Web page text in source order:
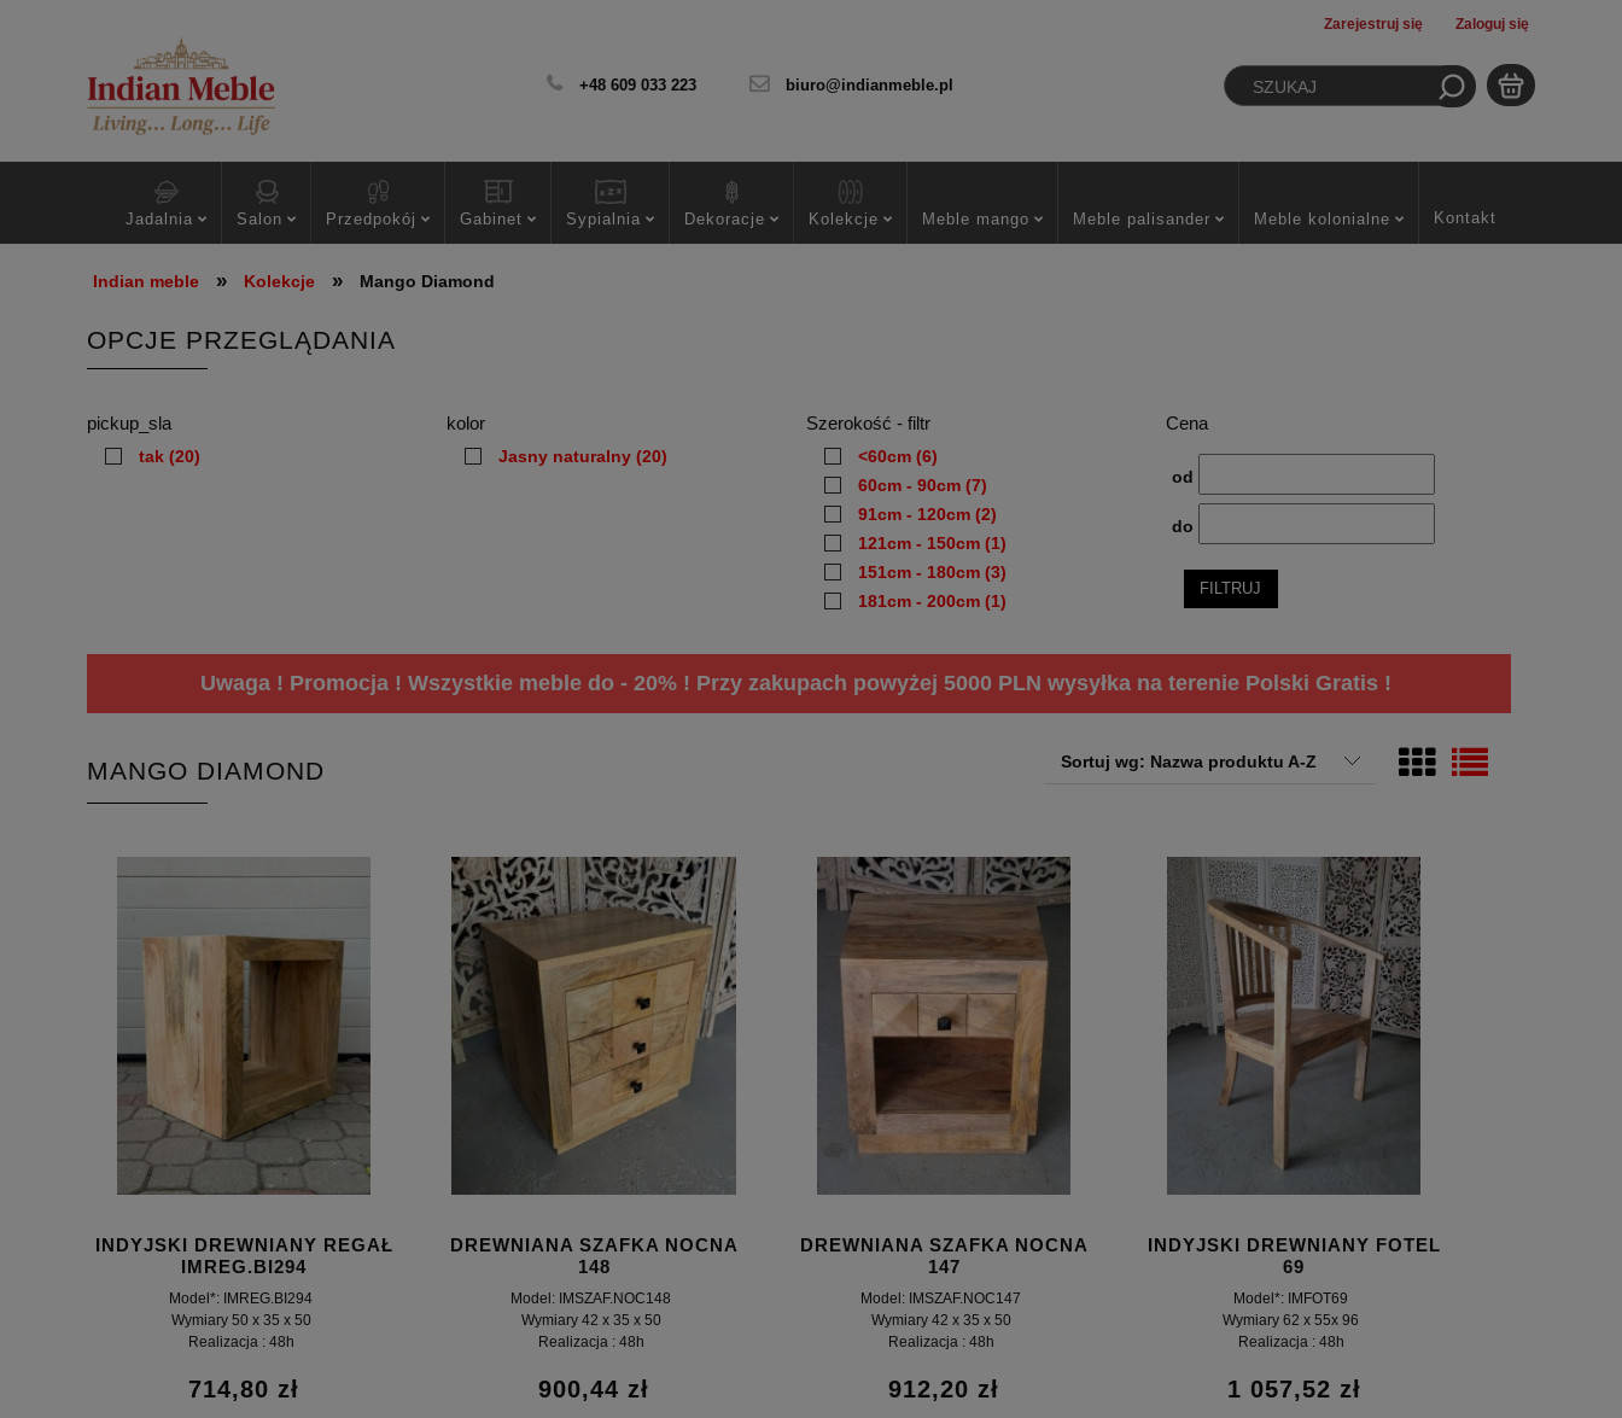
Zarejestruj się Zaloguj się
+48 609 033 223 biuro@indianmeble.pl
Jadalnia Salon Przedpokój Gabinet Sypialnia Dekoracje Kolekcje Meble mango Meble palisander Meble kolonialne Kontakt
Indian meble » Kolekcje » Mango Diamond
OPCJE PRZEGLĄDANIA
pickup_sla
tak (20)
kolor
Jasny naturalny (20)
Szerokość - filtr
<60cm (6)
60cm - 90cm (7)
91cm - 120cm (2)
121cm - 150cm (1)
151cm - 180cm (3)
181cm - 200cm (1)
Cena
od
do
FILTRUJ
Uwaga ! Promocja ! Wszystkie meble do - 20% ! Przy zakupach powyżej 5000 PLN wysyłka na terenie Polski Gratis !
MANGO DIAMOND Sortuj wg: Nazwa produktu A-Z
INDYJSKI DREWNIANY REGAŁ
IMREG.BI294
Model*: IMREG.BI294
Wymiary 50 x 35 x 50
Realizacja : 48h
714,80 zł
DREWNIANA SZAFKA NOCNA
148
Model: IMSZAF.NOC148
Wymiary 42 x 35 x 50
Realizacja : 48h
900,44 zł
DREWNIANA SZAFKA NOCNA
147
Model: IMSZAF.NOC147
Wymiary 42 x 35 x 50
Realizacja : 48h
912,20 zł
INDYJSKI DREWNIANY FOTEL
69
Model*: IMFOT69
Wymiary 62 x 55x 96
Realizacja : 48h
1 057,52 zł